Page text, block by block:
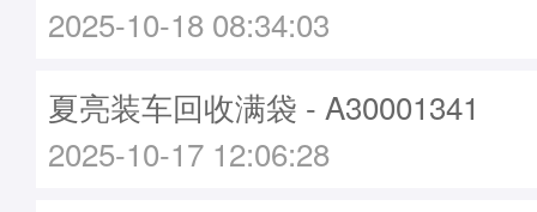
2025-10-18 08:34:03
夏亮装车回收满袋 - A30001341
2025-10-17 12:06:28